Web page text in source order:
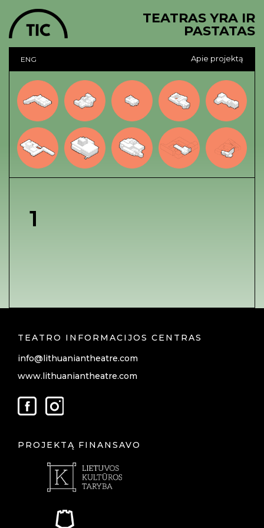
TEATRAS YRA IR
PASTATAS
Apie projektą
ENG
1
TEATRO INFORMACIJOS CENTRAS
info@lithuaniantheatre.com
www.lithuaniantheatre.com
PROJEKTĄ FINANSAVO